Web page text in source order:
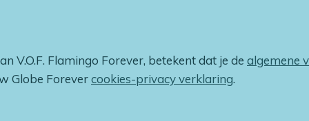
V.O.F. Flamingo Forever, betekent dat je de algemene
Globe Forevercookies-privacy verklaring.